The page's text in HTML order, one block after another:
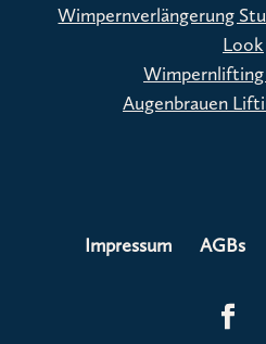
Wimpernverlängerung
Look
Augenbrauen
Impressum AGBs